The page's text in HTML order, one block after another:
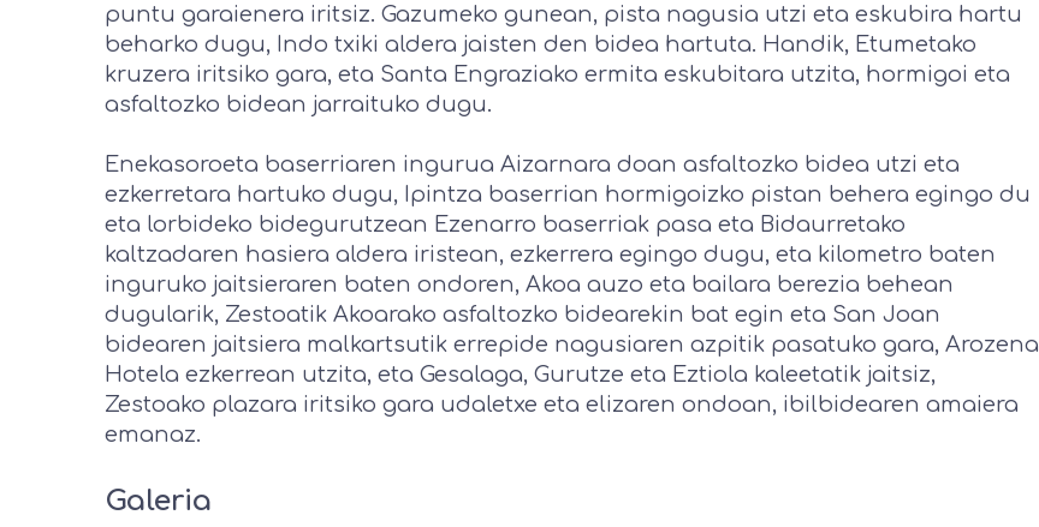
puntu garaienera iritsiz. Gazumeko gunean, pista nagusia utzi eta eskubira hartu
beharko dugu, Indo txiki aldera jaisten den bidea hartuta. Handik, Etumetako
kruzera iritsiko gara, eta Santa Engraziako ermita eskubitara utzita, hormigoi eta
asfaltozko bidean jarraituko dugu.
Enekasoroeta baserriaren ingurua Aizarnara doan asfaltozko bidea utzi eta
ezkerretara hartuko dugu, Ipintza baserrian hormigoizko pistan behera egingo du
eta lorbideko bidegurutzean Ezenarro baserriak pasa eta Bidaurretako
kaltzadaren hasiera aldera iristean, ezkerrera egingo dugu, eta kilometro baten
inguruko jaitsieraren baten ondoren, Akoa auzo eta bailara berezia behean
dugularik, Zestoatik Akoarako asfaltozko bidearekin bat egin eta San Joan
bidearen jaitsiera malkartsutik errepide nagusiaren azpitik pasatuko gara, Arozena
Hotela ezkerrean utzita, eta Gesalaga, Gurutze eta Eztiola kaleetatik jaitsiz,
Zestoako plazara iritsiko gara udaletxe eta elizaren ondoan, ibilbidearen amaiera
emanaz.
Galeria